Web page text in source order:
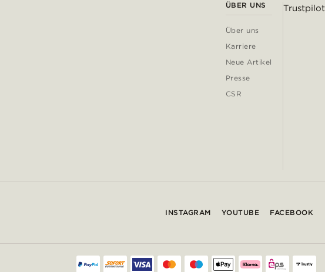
ÜBER UNS
Über uns
Karriere
Neue Artikel
Presse
CSR
Trustpilot
INSTAGRAM YOUTUBE FACEBOOK